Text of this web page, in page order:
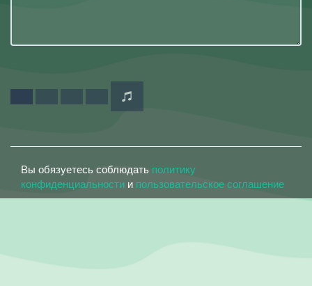
Вы обязуетесь соблюдать политику
конфиденциальности и пользовательское соглашение